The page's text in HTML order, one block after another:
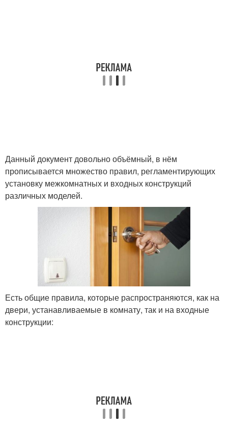
Данный документ довольно объёмный, в нём
прописывается множество правил, регламентирующих
установку межкомнатных и входных конструкций
различных моделей.
Есть общие правила, которые распространяются, как на
двери, устанавливаемые в комнату, так и на входные
конструкции: